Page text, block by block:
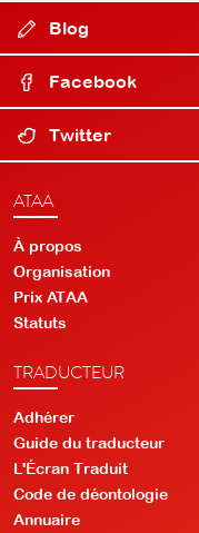
Blog
Facebook
Twitter
ATAA
À propos
Organisation
Prix ATAA
Statuts
TRADUCTEUR
Adhérer
Guide du traducteur
L'Écran Traduit
Code de déontologie
Annuaire